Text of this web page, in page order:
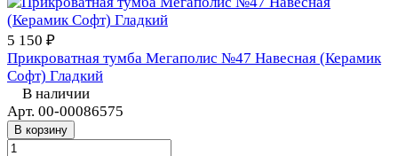
5 150 ₽
Прикроватная тумба Мегаполис №47 Навесная (Керамик
Софт) Гладкий
В наличии
Арт. 00-00086575
В корзину